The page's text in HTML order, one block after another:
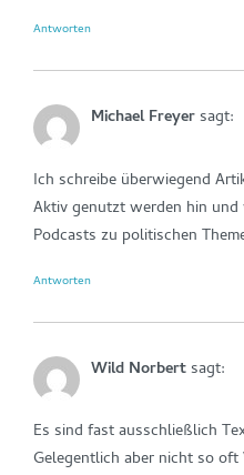
Antworten
Michael Freyersagt:
Ich schreibe überwiegend
Aktiv genutzt werden hin
Podcasts zu politischen
Antworten
Wild Norbertsagt:
Es sind fast ausschließlich
Gelegentlich aber nicht so oft